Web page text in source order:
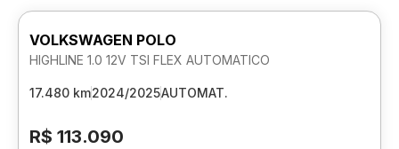
VOLKSWAGEN POLO
HIGHLINE 1.0 12V TSI FLEX AUTOMATICO
17.480 km2024/2025AUTOMAT.
R$ 113.090